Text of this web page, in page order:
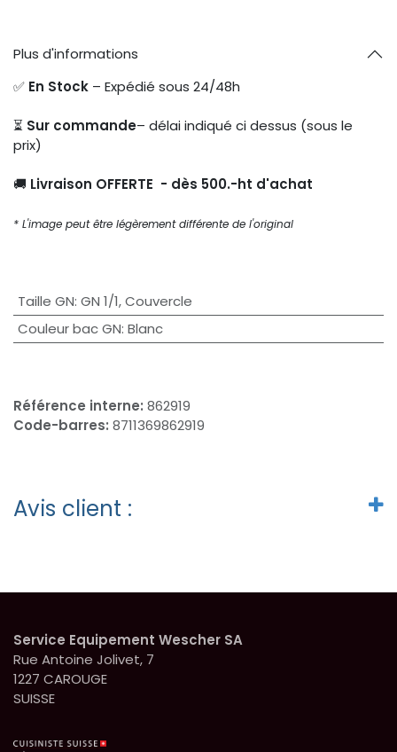
Plus d'informations
✅ En Stock – Expédié sous 24/48h
⏳ Sur commande– délai indiqué ci dessus (sous le
prix)
🚚 Livraison OFFERTE - dès 500.-ht d'achat
* L'image peut être légèrement différente de l'original
Taille GN: GN 1/1,Couvercle
Couleur bac GN: Blanc
Référence interne: 862919
Code-barres: 8711369862919
Avis client :
Service Equipement Wescher SA
Rue Antoine Jolivet, 7
1227 CAROUGE
SUISSE